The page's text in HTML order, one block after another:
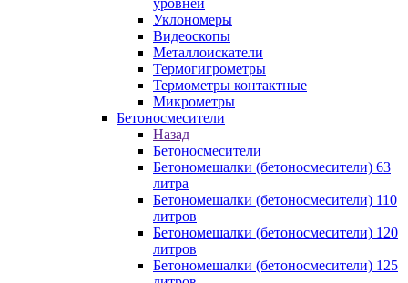
уровней
Уклономеры
Видеоскопы
Металлоискатели
Термогигрометры
Термометры контактные
Микрометры
Бетоносмесители
Назад
Бетоносмесители
Бетономешалки (бетоносмесители) 63
литра
Бетономешалки (бетоносмесители) 110
литров
Бетономешалки (бетоносмесители) 120
литров
Бетономешалки (бетоносмесители) 125